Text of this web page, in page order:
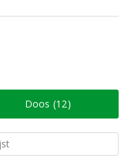
Doos (12)